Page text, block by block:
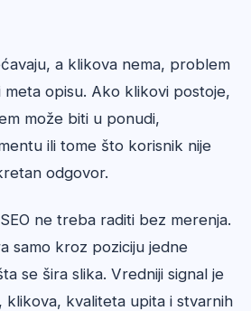
a klikova nema, problem
meta opisu. Ako klikovi postoje,
može biti u ponudi,
ili tome što korisnik nije
odgovor.
ne treba raditi bez merenja.
samo kroz poziciju jedne
se šira slika. Vredniji signal je
klikova, kvaliteta upita i stvarnih